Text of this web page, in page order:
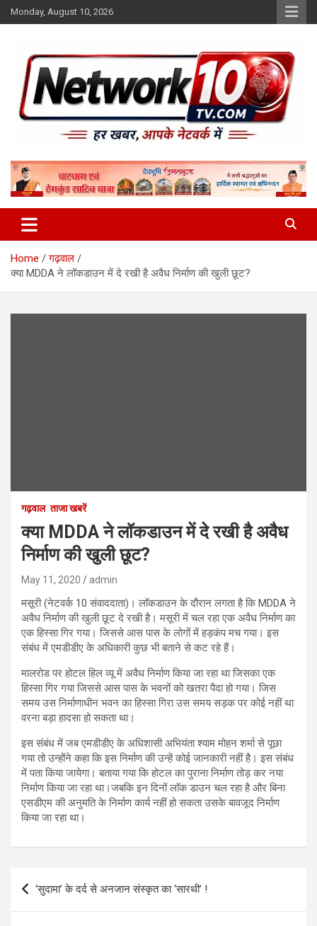
Skip
to
Monday, August 10, 2026
Network10tv
Home
गढ़वाल
क्या MDDA ने लॉकडाउन में दे रखी है अवैध निर्माण की खुली छूट?
गढ़वाल ताजा खबरें
क्या MDDA ने लॉकडाउन में दे रखी है अवैध
निर्माण की खुली छूट?
May 11, 2020 admin
मसूरी (नेटवर्क 10 संवाददाता)। लाॅकडाउन के दौरान लगता है कि MDDA ने
अवैध निर्माण की खुली छूट दे रखी है। मसूरी में चल रहा एक अवैध निर्माण का
एक हिस्सा गिर गया। जिससे आस पास के लोगों में हड़कंप मच गया। इस
संबंध में एमडीडीए के अधिकारी कुछ भी बताने से कट रहे हैं।
मालरोड पर होटल हिल व्यू में अवैध निर्माण किया जा रहा था जिसका एक
हिस्सा गिर गया जिससे आस पास के भवनों को खतरा पैदा हो गया। जिस
समय उस निर्माणाधीन भवन का हिस्सा गिरा उस समय सड़क पर कोई नहीं था
वरना बड़ा हादसा हो सकता था।
इस संबंध में जब एमडीडीए के अधिशासी अभियंता श्याम मोहन शर्मा से पूछा
गया तो उन्होंने कहा कि इस निर्माण की उन्हें कोई जानकारी नहीं है। इस संबंध
में पता किया जायेगा। बताया गया कि होटल का पुराना निर्माण तोड़ कर नया
निर्माण किया जा रहा था।जबकि इन दिनों लाॅक डाउन चल रहा है और बिना
एसडीएम की अनुमति के निर्माण कार्य नहीं हो सकता उसके बावजूद निर्माण
किया जा रहा था।
Post
navigation
‘सुदामा’ के दर्द से अनजान संस्कृत का ‘सारथी’ !